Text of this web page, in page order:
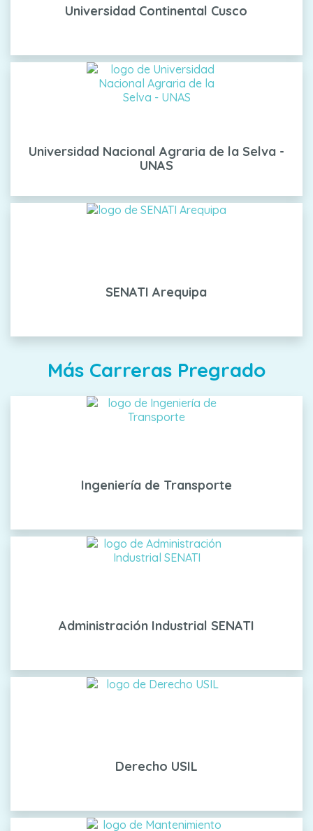
Universidad Continental Cusco
Universidad Nacional Agraria de la Selva -
UNAS
SENATI Arequipa
Más Carreras Pregrado
Ingeniería de Transporte
Administración Industrial SENATI
Derecho USIL